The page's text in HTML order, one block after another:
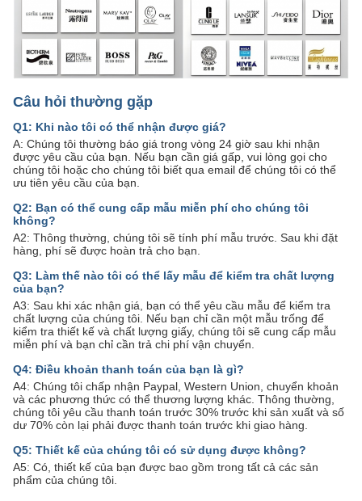
Câu hỏi thường gặp
Q1: Khi nào tôi có thể nhận được giá?
A: Chúng tôi thường báo giá trong vòng 24 giờ sau khi nhận
được yêu cầu của bạn. Nếu bạn cần giá gấp, vui lòng gọi cho
chúng tôi hoặc cho chúng tôi biết qua email để chúng tôi có thể
ưu tiên yêu cầu của bạn.
Q2: Bạn có thể cung cấp mẫu miễn phí cho chúng tôi
không?
A2: Thông thường, chúng tôi sẽ tính phí mẫu trước. Sau khi đặt
hàng, phí sẽ được hoàn trả cho bạn.
Q3: Làm thế nào tôi có thể lấy mẫu để kiểm tra chất lượng
của bạn?
A3: Sau khi xác nhận giá, bạn có thể yêu cầu mẫu để kiểm tra
chất lượng của chúng tôi. Nếu bạn chỉ cần một mẫu trống để
kiểm tra thiết kế và chất lượng giấy, chúng tôi sẽ cung cấp mẫu
miễn phí và bạn chỉ cần trả chi phí vận chuyển.
Q4: Điều khoản thanh toán của bạn là gì?
A4: Chúng tôi chấp nhận Paypal, Western Union, chuyển khoản
và các phương thức có thể thương lượng khác. Thông thường,
chúng tôi yêu cầu thanh toán trước 30% trước khi sản xuất và số
dư 70% còn lại phải được thanh toán trước khi giao hàng.
Q5: Thiết kế của chúng tôi có sử dụng được không?
A5: Có, thiết kế của bạn được bao gồm trong tất cả các sản
phẩm của chúng tôi.